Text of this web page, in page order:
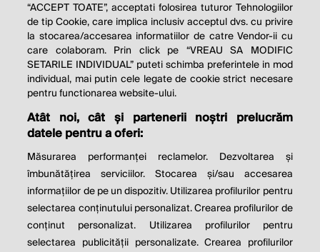
Milton Friedman
© 2026 Profit.ro. Toate drepturile rezervate.
Dezvoltat de1616.ro
Contact Publicitate
Politica de cookie Politica de
confidențialitate
Setări cookies
este parte a
“ACCEPT TOATE”, acceptati folosirea tuturor Tehnologiilor
de tip Cookie, care implica inclusiv acceptul dvs. cu privire
la stocarea/accesarea informatiilor de catre Vendor-ii cu
care colaboram. Prin click pe “VREAU SA MODIFIC
SETARILE INDIVIDUAL” puteti schimba preferintele in mod
individual, mai putin cele legate de cookie strict necesare
pentru functionarea website-ului.
Atât noi, cât și partenerii noștri prelucrăm
datele pentru a oferi:
Măsurarea performanței reclamelor. Dezvoltarea și
îmbunătățirea serviciilor. Stocarea și/sau accesarea
informațiilor de pe un dispozitiv. Utilizarea profilurilor pentru
selectarea conținutului personalizat. Crearea profilurilor de
conținut personalizat. Utilizarea profilurilor pentru
selectarea publicității personalizate. Crearea profilurilor